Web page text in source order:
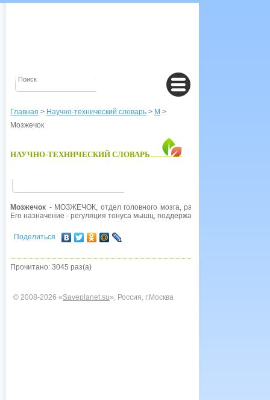
Главная > Научно-технический словарь > М >
Мозжечок
НАУЧНО-ТЕХНИЧЕСКИЙ СЛОВАРЬ
Мозжечок - МОЗЖЕЧОК, отдел головного мозга, расположенный под
Его назначение - регуляция тонуса мышц, поддержание равновесия и
Поделиться
Прочитано: 3045 раз(а)
© 2008-2026 «Saveplanet.su», Россия, г.Москва